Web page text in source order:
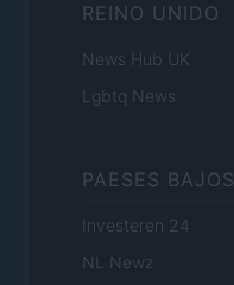
REINO UNIDO
News Hub UK
Lgbtq News
PAESES BAJOS
Investeren 24
NL Newz